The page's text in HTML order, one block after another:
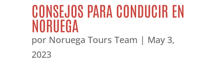
CONSEJOS PARA CONDUCIR EN
NORUEGA
por Noruega Tours Team | May 3,
2023